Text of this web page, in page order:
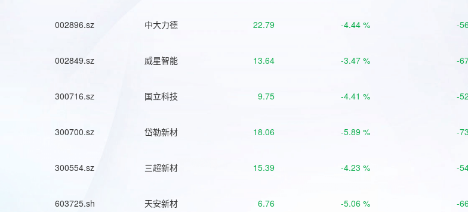
002896.sz 中大力德 22.79 -4.44 % -
002849.sz 威星智能 13.64 -3.47 % -
300716.sz 国立科技 9.75 -4.41 % -
300700.sz 岱勒新材 18.06 -5.89 % -
300554.sz 三超新材 15.39 -4.23 % -
603725.sh 天安新材 6.76 -5.06 % -